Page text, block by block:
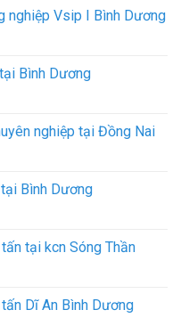
nghiệp Vsip I Bình Dương
Bình Dương
nghiệp tại Đồng Nai
Bình Dương
tại kcn Sóng Thần
Dĩ An Bình Dương